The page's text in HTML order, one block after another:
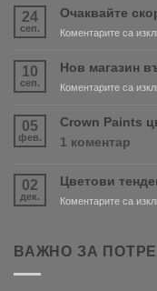
24
сеп.
Очаквайте
Коментарите са
10
сеп.
Нов магазин
Коментарите са
05
фев.
Crown Paints
1 коментар
02
дек.
Цветови
Коментарите са
ВАЖНО ЗА